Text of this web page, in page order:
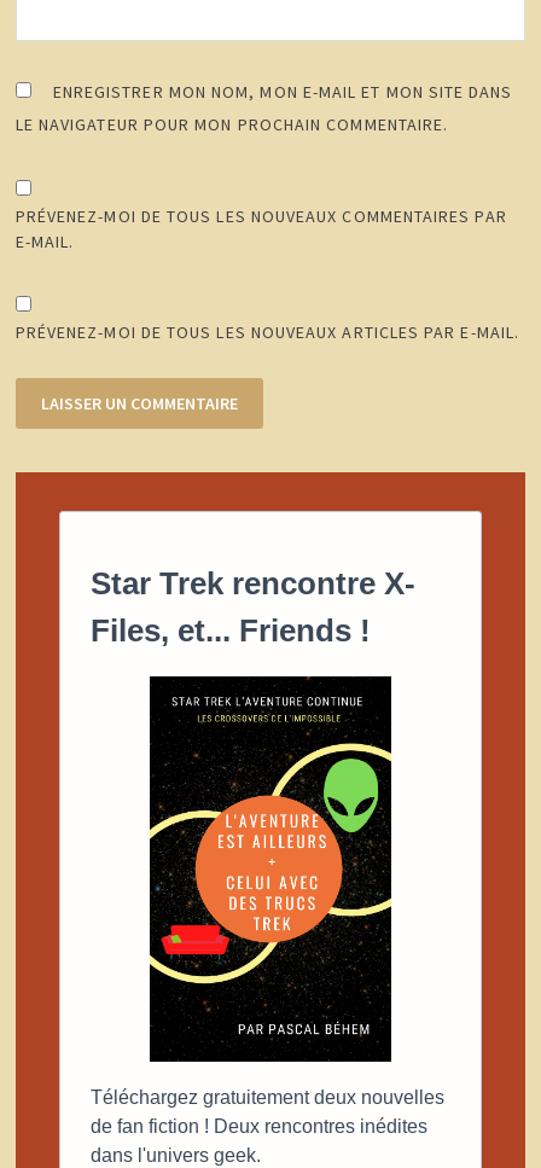
ENREGISTRER MON NOM, MON E-MAIL ET MON SITE DANS
LE NAVIGATEUR POUR MON PROCHAIN COMMENTAIRE.
PRÉVENEZ-MOI DE TOUS LES NOUVEAUX COMMENTAIRES PAR
E-MAIL.
PRÉVENEZ-MOI DE TOUS LES NOUVEAUX ARTICLES PAR E-MAIL.
Star Trek rencontre X-
Files, et... Friends !
Téléchargez gratuitement deux nouvelles
de fan fiction ! Deux rencontres inédites
dans l'univers geek.